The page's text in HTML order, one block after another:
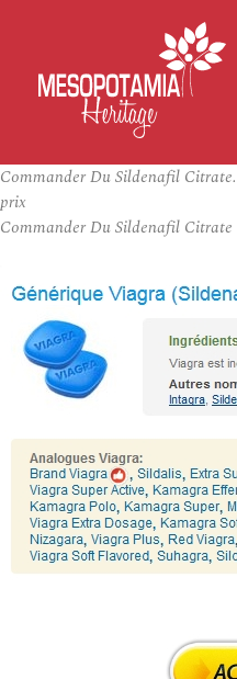
Commander Du Sildenafil
prix
Commander Du Sildenafil Citrate